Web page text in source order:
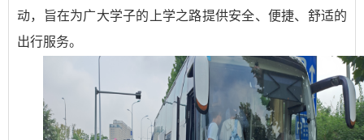
动，旨在为广大学子的上学之路提供安全、便捷、舒适的
出行服务。